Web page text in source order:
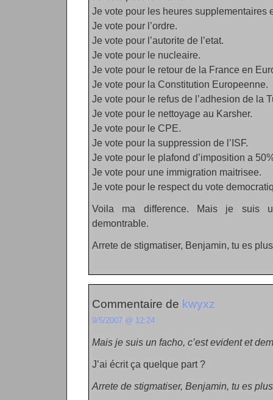
Je vote pour les heures supplementaires
Je vote pour l’ordre.
Je vote pour l’autorite de l’etat.
Je vote pour le nucleaire.
Je vote pour le retour de la France en
Je vote pour la Constitution Europeenne.
Je vote pour le refus de l’adhesion de la
Je vote pour le nettoyage au Karsher.
Je vote pour le CPE.
Je vote pour la suppression de l’ISF.
Je vote pour le plafond d’imposition a
Je vote pour une immigration maitrisee.
Je vote pour le respect du vote
Voila ma difference. Mais je suis
demontrable.
Arrete de stigmatiser, Benjamin, tu es
Commentaire de kwyxz
9/5/2007 @ 12:24
Mais je suis un facho, c’est evident et
J’ai écrit ça quelque part ?
Arrete de stigmatiser, Benjamin, tu es